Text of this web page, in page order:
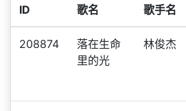
ID 歌名 歌手名
208874
落在生命
里的光
林俊杰